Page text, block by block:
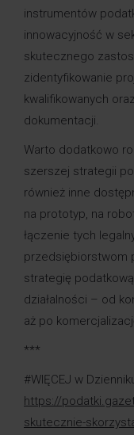
instrumentów
innowacyjność w
skutecznego
zidentyfikowanie
kwalifikowanych
dokumentacji.
Warto dodatkowo
szerszej strategii
również inne
na prototyp, na
łączenie tych
przedsiębiorstwom
strategię
działalności – od
aż po
***
#WIĘCEJ w
https://
skutecznie-